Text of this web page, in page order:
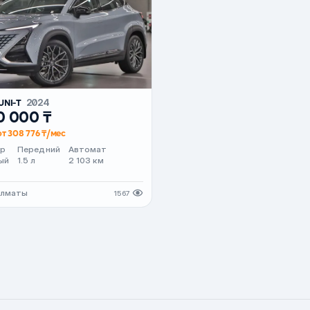
T 2024
000 ₸
308 776 ₸/мес
Передний
1.5 л
Автомат
2 103 км
1567